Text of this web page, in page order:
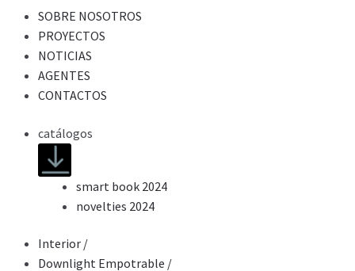
SOBRE NOSOTROS
PROYECTOS
NOTICIAS
AGENTES
CONTACTOS
catálogos
smart book 2024
novelties 2024
Interior /
Downlight Empotrable /